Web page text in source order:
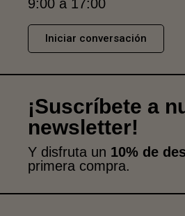
9:00 a 17:00
Iniciar conversación
¡Suscríbete a
newsletter!
Y disfruta un 10% de
primera compra.